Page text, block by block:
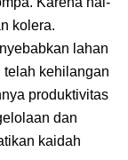
kolera.
lahan
telah kehilangan
produktivitas
dan
kaidah